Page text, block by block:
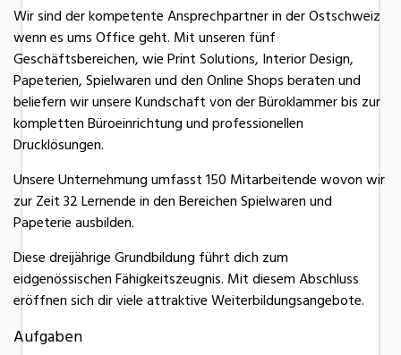
Wir sind der kompetente Ansprechpartner in der Ostschweiz
wenn es ums Office geht. Mit unseren fünf
Geschäftsbereichen, wie Print Solutions, Interior Design,
Papeterien, Spielwaren und den Online Shops beraten und
beliefern wir unsere Kundschaft von der Büroklammer bis zur
kompletten Büroeinrichtung und professionellen
Drucklösungen.
Unsere Unternehmung umfasst 150 Mitarbeitende wovon wir
zur Zeit 32 Lernende in den Bereichen Spielwaren und
Papeterie ausbilden.
Diese dreijährige Grundbildung führt dich zum
eidgenössischen Fähigkeitszeugnis. Mit diesem Abschluss
eröffnen sich dir viele attraktive Weiterbildungsangebote.
Aufgaben